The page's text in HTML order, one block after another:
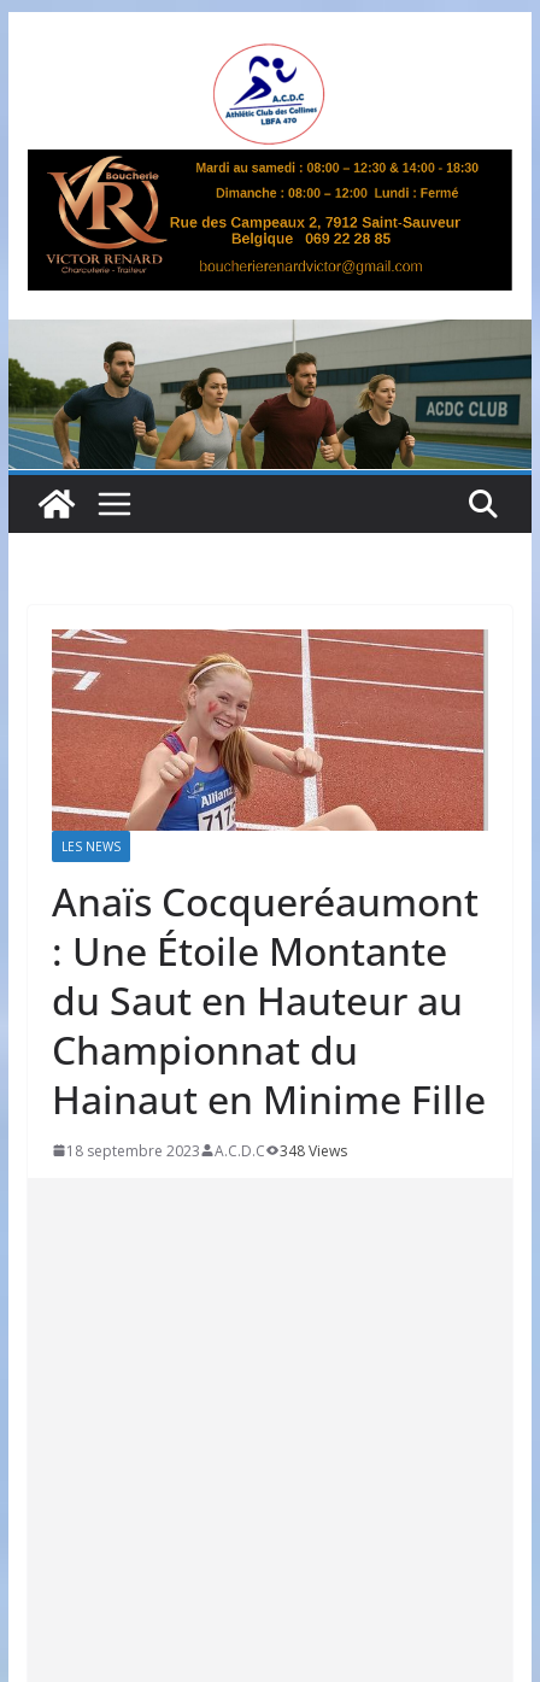
A
S
B
L
L
B
F
A
4
7
LES NEWS
Anaïs Cocqueréaumont
: Une Étoile Montante
du Saut en Hauteur au
Championnat du
Hainaut en Minime Fille
18 septembre 2023 A.C.D.C 348 Views